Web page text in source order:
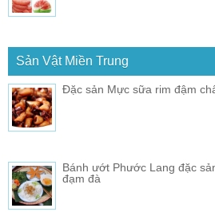
Sản Vật Miền Trung
Đặc sản Mực sữa rim đậm
Bánh ướt Phước Lang đặc
đạm đà